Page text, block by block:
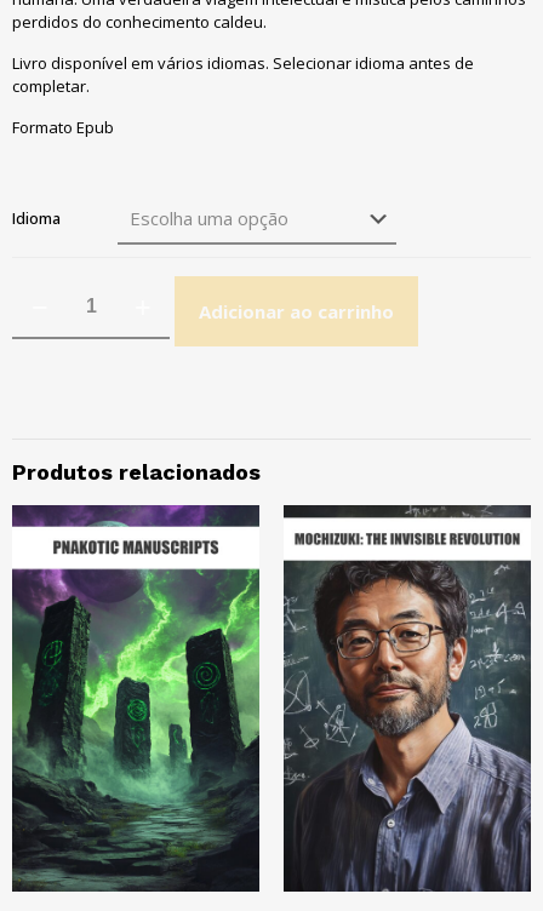
perdidos do conhecimento caldeu.
Livro disponível em vários idiomas. Selecionar idioma antes de
completar.
Formato Epub
Idioma
Adicionar ao carrinho
Produtos relacionados